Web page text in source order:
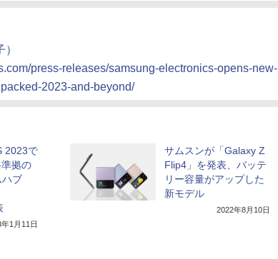
press-releases/samsung-electronics-opens-new-
2023-and-beyond/
2023で
準拠の
ハブ
1月11日
サムスンが「Galaxy Z
Flip4」を発表、バッテ
リー容量がアップした
新モデル
2022年8月10日